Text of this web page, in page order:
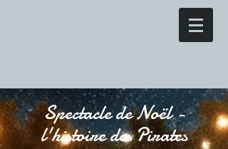
Spectacle de Noël -
l'histoire des Pirates